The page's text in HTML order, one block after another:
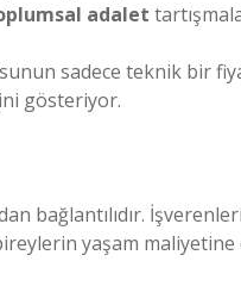
adalet
sadece teknik bir
gösteriyor.
bağlantılıdır.
yaşam